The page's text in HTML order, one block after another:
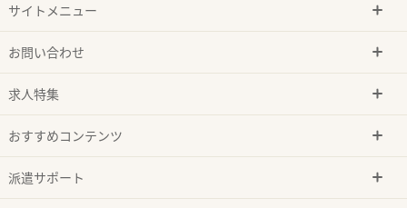
サイトメニュー
お問い合わせ
求人特集
おすすめコンテンツ
派遣サポート